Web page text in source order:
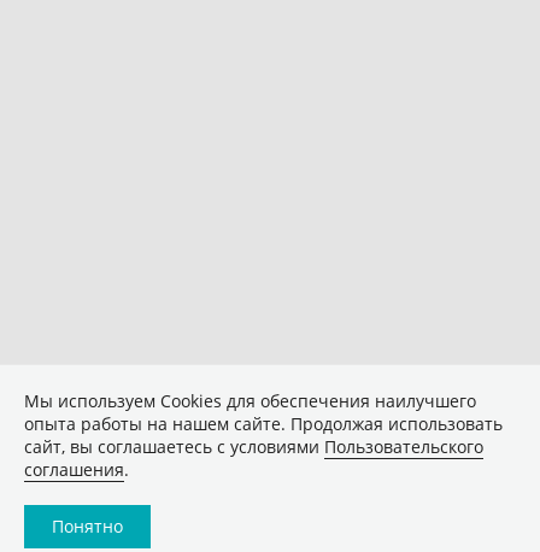
Мы используем Сookies для обеспечения наилучшего
опыта работы на нашем сайте. Продолжая использовать
сайт, вы соглашаетесь с условиями Пользовательского
соглашения.
Понятно